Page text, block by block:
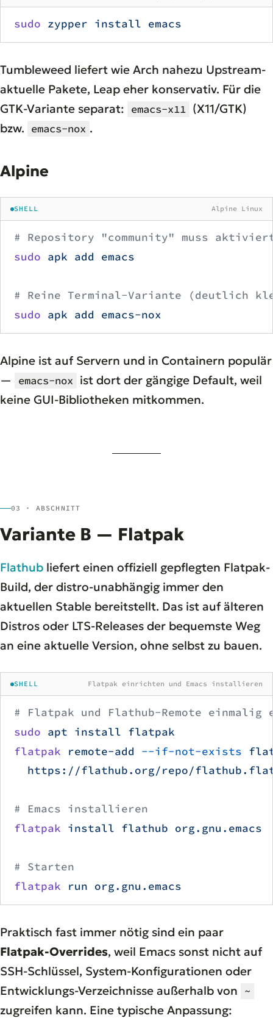
sudo zypper install emacs
Tumbleweed liefert wie Arch nahezu Upstream-
aktuelle Pakete, Leap eher konservativ. Für die
GTK-Variante separat: emacs-x11 (X11/GTK)
bzw. emacs-nox .
Alpine
SHELL Alpine Linux
# Repository "community" muss
sudo apk add emacs
# Reine Terminal-Variante (deutlich
sudo apk add emacs-nox
Alpine ist auf Servern und in Containern populär
—
emacs-nox ist dort der gängige Default, weil
keine GUI-Bibliotheken mitkommen.
03 · ABSCHNITT
Variante B — Flatpak
Flathub liefert einen offiziell gepflegten Flatpak-
Build, der distro-unabhängig immer den
aktuellen Stable bereitstellt. Das ist auf älteren
Distros oder LTS-Releases der bequemste Weg
an eine aktuelle Version, ohne selbst zu bauen.
SHELL Flatpak einrichten und Emacs installieren
# Flatpak und Flathub-Remote
sudo apt install flatpak
flatpak remote-add --if-not-exists
https://flathub.org/repo/
# Emacs installieren
flatpak install flathub org.gnu.emacs
# Starten
flatpak run org.gnu.emacs
Praktisch fast immer nötig sind ein paar
Flatpak-Overrides, weil Emacs sonst nicht auf
SSH-Schlüssel, System-Konfigurationen oder
Entwicklungs-Verzeichnisse außerhalb von ~
zugreifen kann. Eine typische Anpassung: